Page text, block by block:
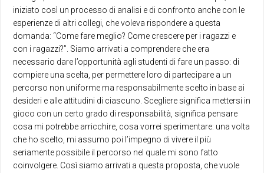
iniziato così un processo di analisi e di confronto anche con le
esperienze di altri collegi, che voleva rispondere a questa
domanda: “Come fare meglio? Come crescere per i ragazzi e
con i ragazzi?”. Siamo arrivati a comprendere che era
necessario dare l’opportunità agli studenti di fare un passo: di
compiere una scelta, per permettere loro di partecipare a un
percorso non uniforme ma responsabilmente scelto in base ai
desideri e alle attitudini di ciascuno. Scegliere significa mettersi in
gioco con un certo grado di responsabilità, significa pensare
cosa mi potrebbe arricchire, cosa vorrei sperimentare: una volta
che ho scelto, mi assumo poi l’impegno di vivere il più
seriamente possibile il percorso nel quale mi sono fatto
coinvolgere. Così siamo arrivati a questa proposta, che vuole